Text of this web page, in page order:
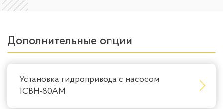
Дополнительные опции
Установка гидропривода с насосом
1СВН-80АМ